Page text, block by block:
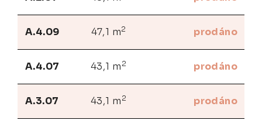
A.4.09 47,1 m2 prodáno
A.4.07 43,1 m 2 prodáno
A.3.07 43,1 m 2 prodáno